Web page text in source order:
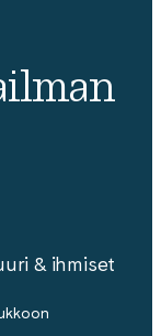
& ihmiset